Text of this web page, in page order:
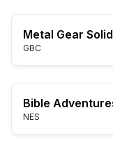
Metal Gear Solid
GBC
NES